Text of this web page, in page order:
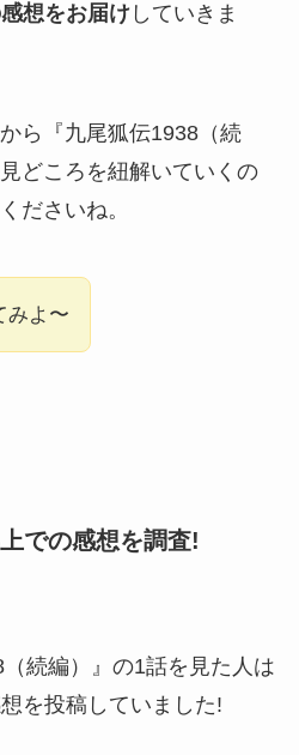
想をお届けしていきま
ら『九尾狐伝1938（続
どころを紐解いていくの
ださいね。
みよ〜
での感想を調査!
続編）』の1話を見た人は
を投稿していました!